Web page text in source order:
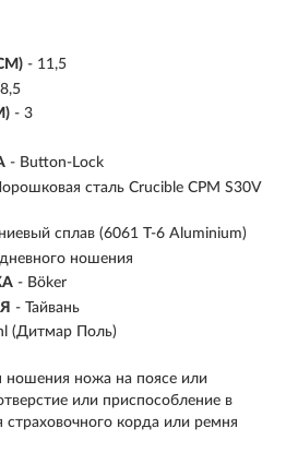
- 11,5
8,5
- 3
- Button-Lock
сталь Crucible CPM S30V
сплав (6061 T-6 Aluminium)
ношения
- Böker
- Тайвань
(Дитмар Поль)
ношения ножа на поясе или
или приспособление в
страховочного корда или ремня